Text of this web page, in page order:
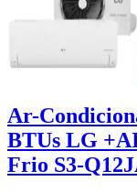
Ar-
BTUs LG
Frio S3-